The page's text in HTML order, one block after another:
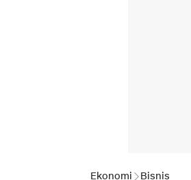
Ekonomi Bisnis